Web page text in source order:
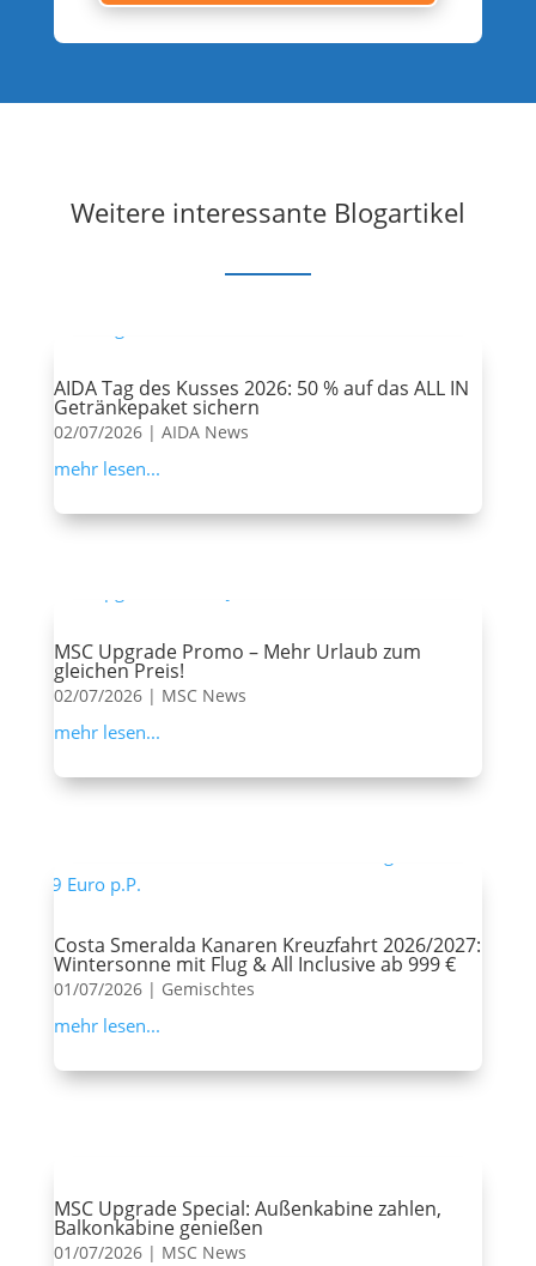
Weitere interessante Blogartikel
AIDA Tag des Kusses 2026: 50 % auf das ALL IN
Getränkepaket sichern
02/07/2026| AIDA News
mehr lesen...
MSC Upgrade Promo – Mehr Urlaub zum
gleichen Preis!
02/07/2026| MSC News
mehr lesen...
Costa Smeralda Kanaren Kreuzfahrt 2026/2027:
Wintersonne mit Flug & All Inclusive ab 999 €
01/07/2026| Gemischtes
mehr lesen...
MSC Upgrade Special: Außenkabine zahlen,
Balkonkabine genießen
01/07/2026| MSC News